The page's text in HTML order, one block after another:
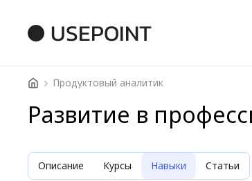
USEPOINT
Продуктовый аналитик
Развитие в
Описание Курсы Навыки Статьи